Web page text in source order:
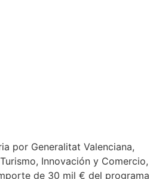
por Generalitat Valenciana,
Innovación y Comercio,
de 30 mil € del programa